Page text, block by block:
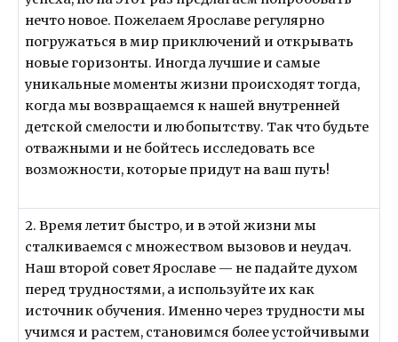
нечто новое. Пожелаем Ярославе регулярно
погружаться в мир приключений и открывать
новые горизонты. Иногда лучшие и самые
уникальные моменты жизни происходят тогда,
когда мы возвращаемся к нашей внутренней
детской смелости и любопытству. Так что будьте
отважными и не бойтесь исследовать все
возможности, которые придут на ваш путь!
2. Время летит быстро, и в этой жизни мы
сталкиваемся с множеством вызовов и неудач.
Наш второй совет Ярославе — не падайте духом
перед трудностями, а используйте их как
источник обучения. Именно через трудности мы
учимся и растем, становимся более устойчивыми